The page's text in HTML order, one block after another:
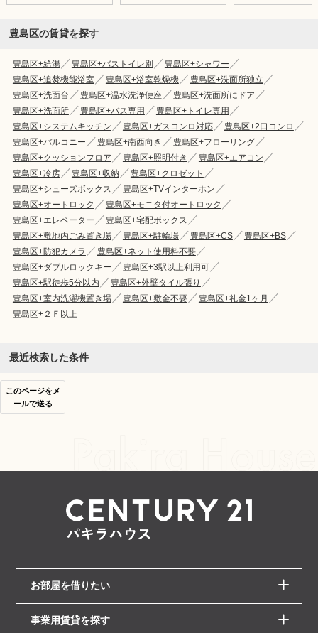
豊島区の賃貸を探す
豊島区+給湯 豊島区+バストイレ別
豊島区+シャワー
豊島区+追焚機能浴室
豊島区+浴室乾燥機
豊島区+洗面所独立
豊島区+洗面台
豊島区+温水洗浄便座
豊島区+洗面所にドア
豊島区+洗面所
豊島区+バス専用
豊島区+トイレ専用
豊島区+システムキッチン
豊島区+ガスコンロ対応
豊島区+2口コンロ
豊島区+バルコニー
豊島区+南西向き
豊島区+フローリング
豊島区+クッションフロア
豊島区+照明付き
豊島区+エアコン
豊島区+冷房
豊島区+収納
豊島区+クロゼット
豊島区+シューズボックス
豊島区+TVインターホン
豊島区+オートロック
豊島区+モニタ付オートロック
豊島区+エレベーター
豊島区+宅配ボックス
豊島区+敷地内ごみ置き場
豊島区+駐輪場 豊島区+CS
豊島区+BS
豊島区+防犯カメラ
豊島区+ネット使用料不要
豊島区+ダブルロックキー
豊島区+3駅以上利用可
豊島区+駅徒歩5分以内
豊島区+外壁タイル張り
豊島区+室内洗濯機置き場
豊島区+敷金不要
豊島区+礼金1ヶ月
豊島区+２Ｆ以上
最近検索した条件
このページをメ
ールで送る
お部屋を借りたい
事業用賃貸を探す